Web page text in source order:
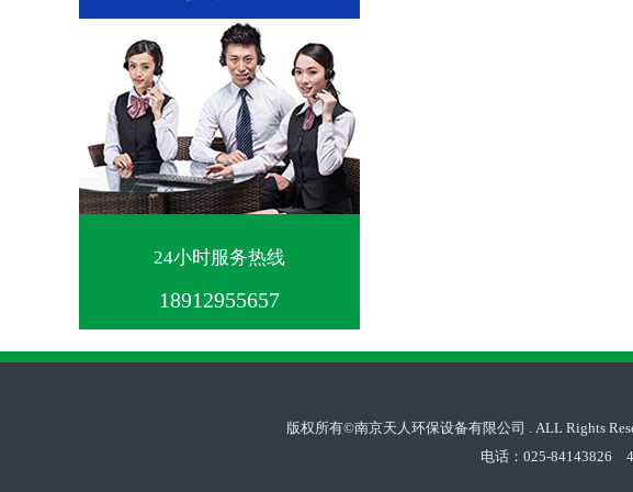
24小时服务热线
18912955657
版权所有©南京天人环保设备有限公司 . ALL Rights
电话：025-84143826